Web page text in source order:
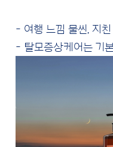
- 여행 느낌 물씬, 지
- 탈모증상케어는 기